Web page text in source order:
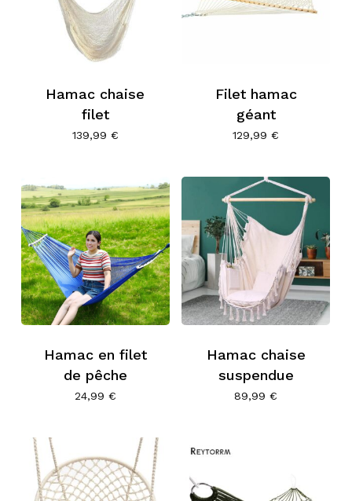
Hamac chaise
filet
139,99 €
Filet hamac
géant
129,99€
Hamac en filet
de pêche
24,99 €
Hamac chaise
suspendue
89,99€